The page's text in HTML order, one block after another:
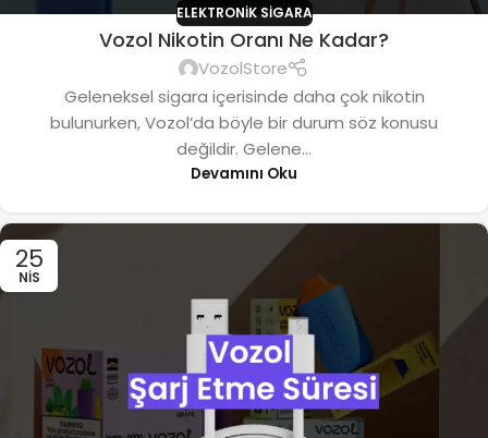
ELEKTRONIK SIGARA
Vozol Nikotin Oranı Ne Kadar?
VozolStore
Geleneksel sigara içerisinde daha çok nikotin
bulunurken, Vozol’da böyle bir durum söz konusu
değildir. Gelene...
Devamını Oku
25
NIS